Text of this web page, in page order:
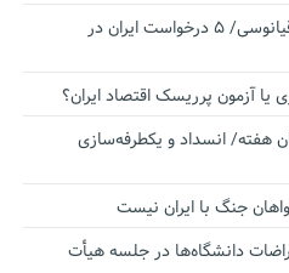
اقتدار ناوگروه ۱۰۳ در مأموریت‌ اقیانوسی/ ۵ درخواست ایران در
آزمون پرریسک اقتصاد ایران؟
هفته/ انسداد و یکطرفه‌سازی
جنگ با ایران نیست
دانشگاه‌ها در جلسه هیأت